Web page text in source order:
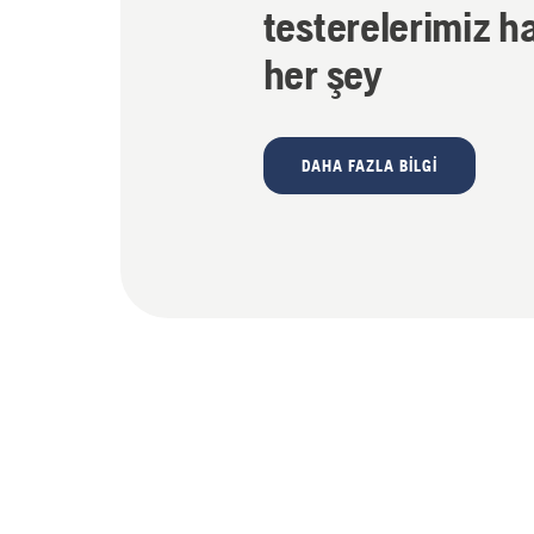
testerelerimiz
her şey
DAHA FAZLA BILGI